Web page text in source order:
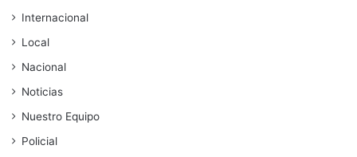
Internacional
Local
Nacional
Noticias
Nuestro Equipo
Policial